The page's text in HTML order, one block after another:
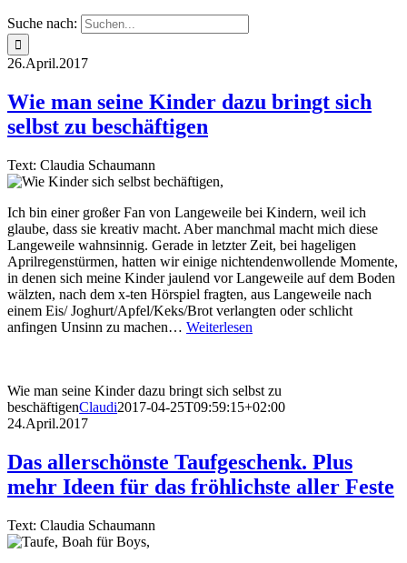
Suche nach:
26.April.2017
Wie man seine Kinder dazu bringt sich
selbst zu beschäftigen
Text: Claudia Schaumann
Ich bin einer großer Fan von Langeweile bei Kindern, weil ich
glaube, dass sie kreativ macht. Aber manchmal macht mich diese
Langeweile wahnsinnig. Gerade in letzter Zeit, bei hageligen
Aprilregenstürmen, hatten wir einige nichtendenwollende Momente,
in denen sich meine Kinder jaulend vor Langeweile auf dem Boden
wälzten, nach dem x-ten Hörspiel fragten, aus Langeweile nach
einem Eis/ Joghurt/Apfel/Keks/Brot verlangten oder schlicht
anfingen Unsinn zu machen… Weiterlesen
Wie man seine Kinder dazu bringt sich selbst zu
beschäftigenClaudi2017-04-25T09:59:15+02:00
24.April.2017
Das allerschönste Taufgeschenk. Plus
mehr Ideen für das fröhlichste aller Feste
Text: Claudia Schaumann